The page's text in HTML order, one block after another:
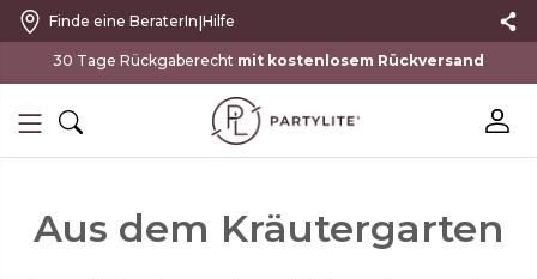
Finde eine BeraterIn|Hilfe
30 Tage Rückgaberecht mit kostenlosem Rückversand
Aus dem Kräutergarten